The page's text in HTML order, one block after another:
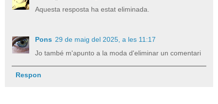
Aquesta resposta ha estat eliminada.
Pons 29 de maig del 2025, a les 11:17
Jo també m'apunto a la moda d'eliminar un comentari
Respon